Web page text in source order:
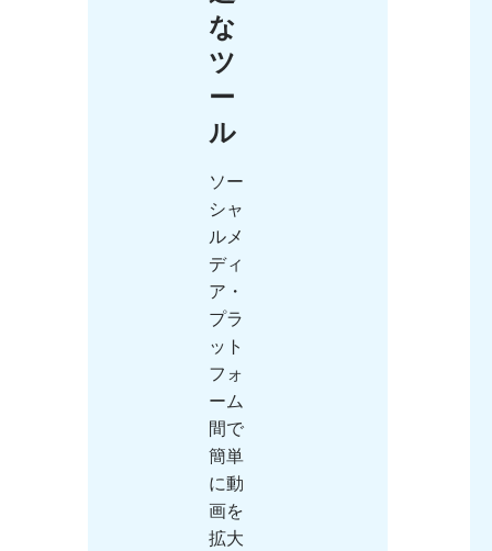
な
ツ
ー
ル
ソー
シャ
ルメ
ディ
ア・
プラ
ット
フォ
ーム
間で
簡単
に動
画を
拡大